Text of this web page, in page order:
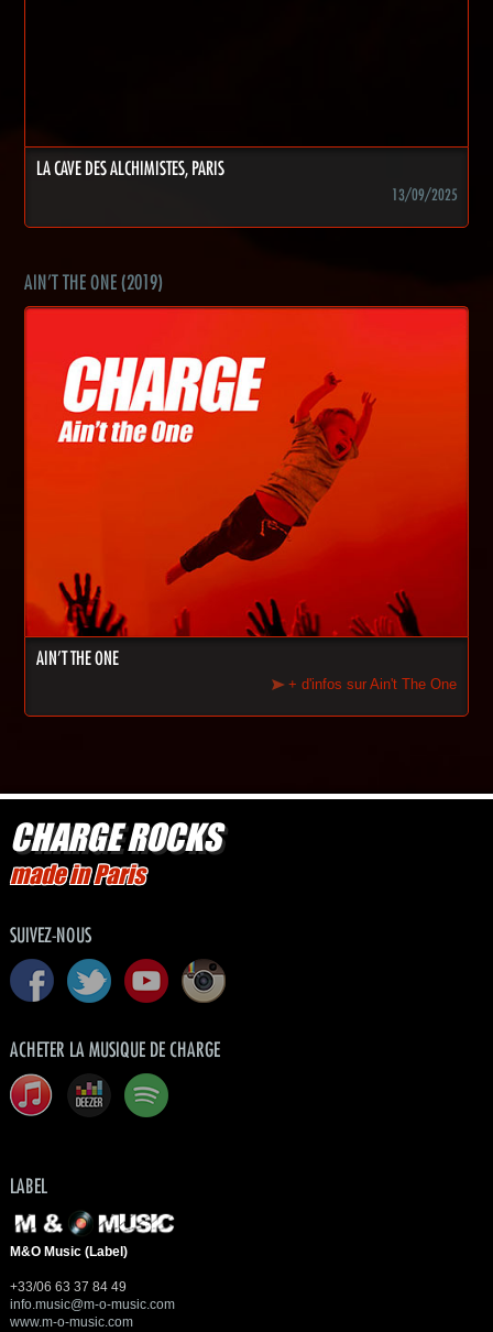
LA CAVE DES ALCHIMISTES, PARIS
13/09/2025
AIN'T THE ONE (2019)
AIN'T THE ONE
+ d'infos sur Ain't The One
CHARGE ROCKS
made in Paris
SUIVEZ-NOUS
ACHETER LA MUSIQUE DE CHARGE
LABEL
M&O Music (Label)
+33/06 63 37 84 49
info.music@m-o-music.com
www.m-o-music.com